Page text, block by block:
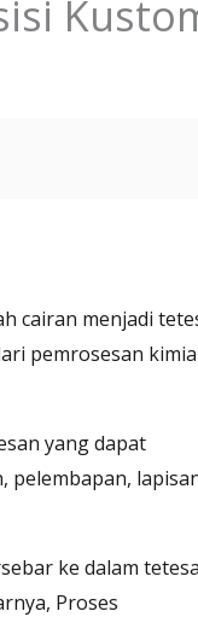
cairan menjadi
pemrosesan kimia
yang dapat
pelembapan,
ke dalam
Proses